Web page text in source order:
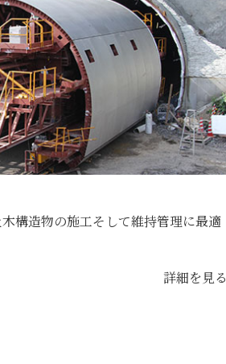
構造物の施工そして維持管理に最適
詳細を見る